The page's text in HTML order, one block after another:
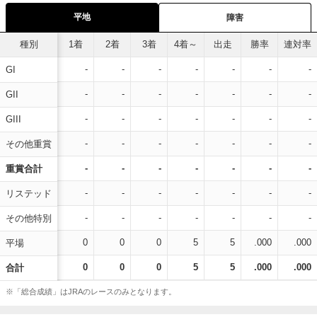
平地 障害
種別
GI
GII
GIII
その他重賞
重賞合計
リステッド
その他特別
平場
合計
1着 2着 3着 4着～ 出走 勝率 連対率
- - - - - - -
- - - - - - -
- - - - - - -
- - - - - - -
- - - - - - -
- - - - - - -
- - - - - - -
0 0 0 5 5 .000 .000
0 0 0 5 5 .000 .000
※「総合成績」はJRAのレースのみとなります。